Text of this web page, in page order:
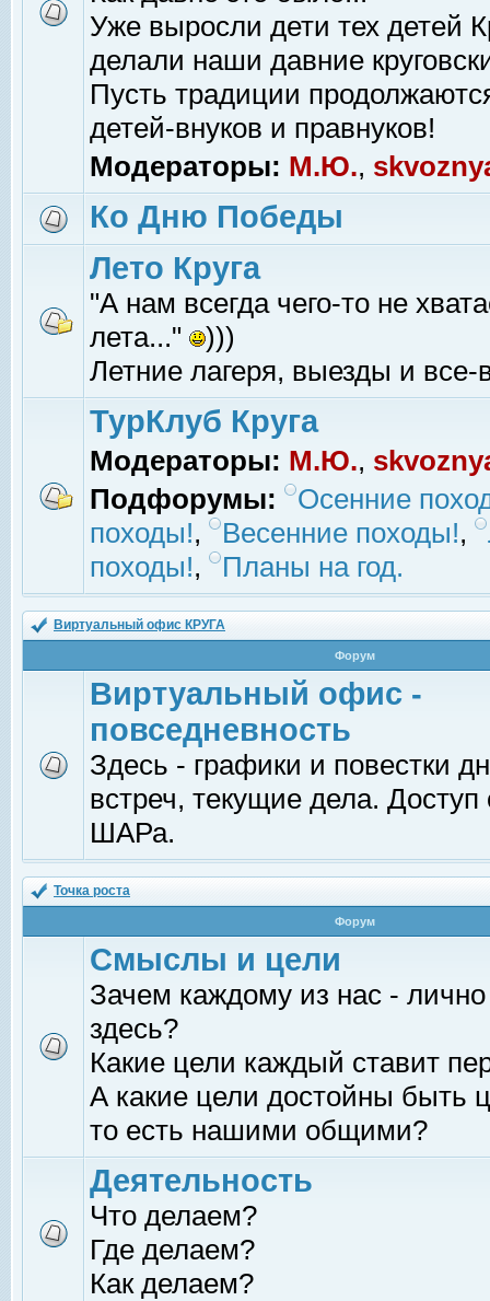
Уже выросли дети тех детей
делали наши давние
Пусть традиции
детей-внуков и правнуков!
Модераторы: М.Ю.,
Ко Дню Победы
Лето Круга
"А нам всегда чего-то не
лета..."
)))
Летние лагеря, выезды и все-
ТурКлуб Круга
Модераторы: М.Ю.,
Подфорумы:
Осенние
походы!, Весенние походы!,
походы!, Планы на год.
Виртуальный офис КРУГА
Форум
Виртуальный офис -
повседневность
Здесь - графики и повестки
встреч, текущие дела.
ШАРа.
Точка роста
Форум
Смыслы и цели
Зачем каждому из нас -
здесь?
Какие цели каждый ставит
А какие цели достойны быть
то есть нашими общими?
Деятельность
Что делаем?
Где делаем?
Как делаем?